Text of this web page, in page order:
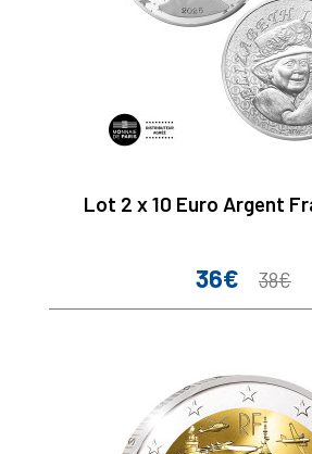
Lot 2 x 10 Euro Argent
Prix
36€
Prix
38€